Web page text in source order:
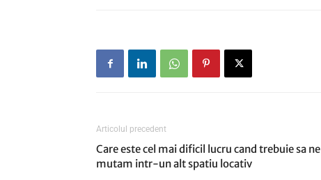
Articolul precedent
Care este cel mai dificil lucru cand trebuie sa ne
mutam intr-un alt spatiu locativ